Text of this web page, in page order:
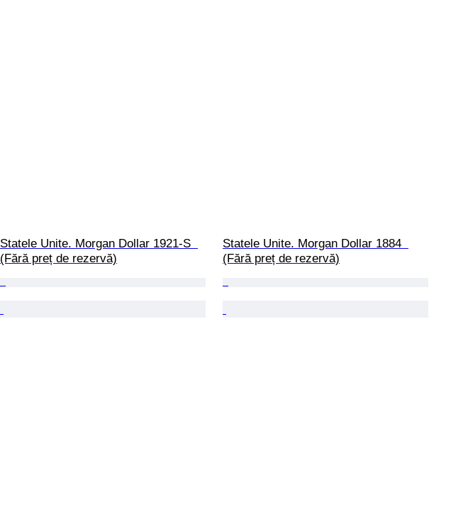
Statele Unite. Morgan Dollar 1921-S
(Fără preț de rezervă)
Statele Unite. Morgan Dollar 1884
(Fără preț de rezervă)